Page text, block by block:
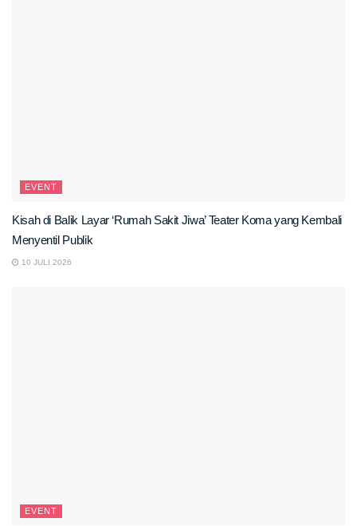
EVENT
Kisah di Balik Layar ‘Rumah Sakit Jiwa’ Teater Koma yang Kembali
Menyentil Publik
10 JULI 2026
EVENT